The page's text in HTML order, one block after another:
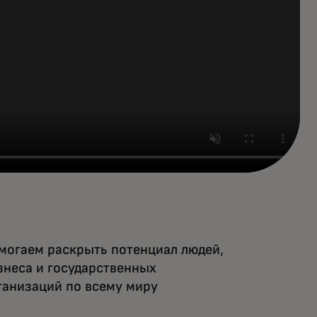
раскрыть потенциал людей,
и государственных
по всему миру